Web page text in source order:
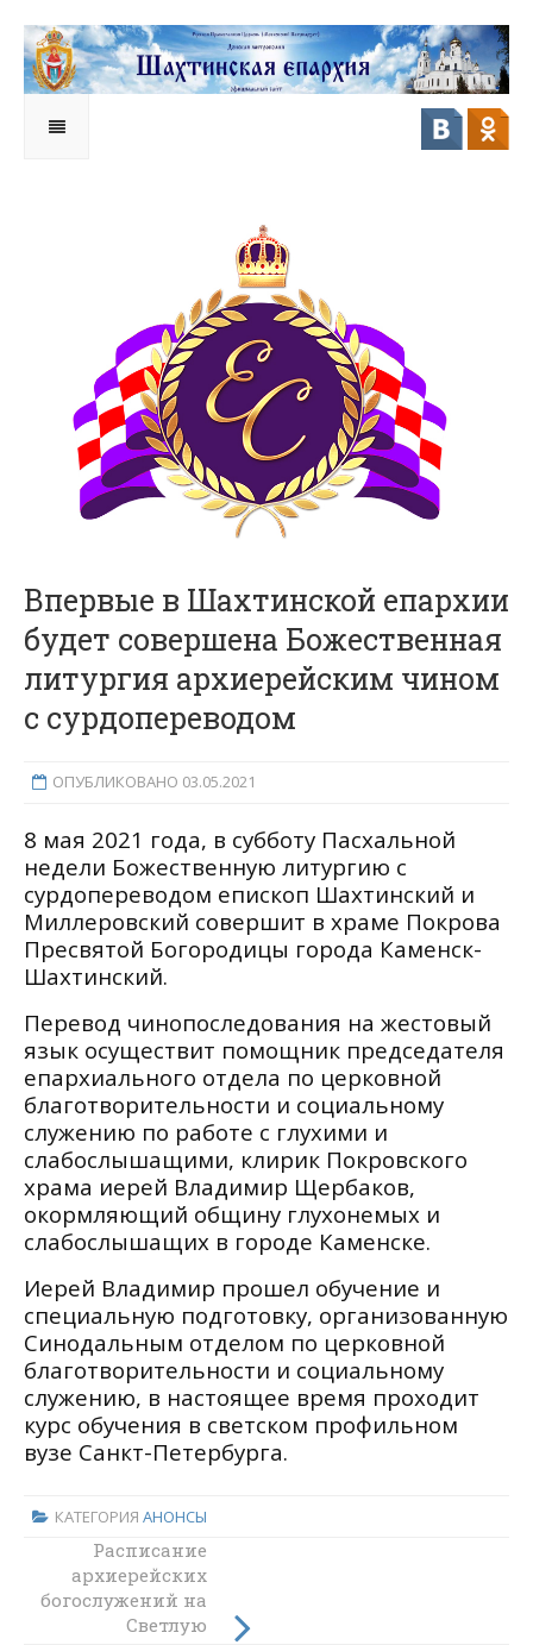
Впервые в Шахтинской епархии
будет совершена Божественная
литургия архиерейским чином
с сурдопереводом
ОПУБЛИКОВАНО 03.05.2021
8 мая 2021 года, в субботу Пасхальной
недели Божественную литургию с
сурдопереводом епископ Шахтинский и
Миллеровский совершит в храме Покрова
Пресвятой Богородицы города Каменск-
Шахтинский.
Перевод чинопоследования на жестовый
язык осуществит помощник председателя
епархиального отдела по церковной
благотворительности и социальному
служению по работе с глухими и
слабослышащими, клирик Покровского
храма иерей Владимир Щербаков,
окормляющий общину глухонемых и
слабослышащих в городе Каменске.
Иерей Владимир прошел обучение и
специальную подготовку, организованную
Синодальным отделом по церковной
благотворительности и социальному
служению, в настоящее время проходит
курс обучения в светском профильном
вузе Санкт-Петербурга.
КАТЕГОРИЯ АНОНСЫ
Пасхальной
вечерней
продолжилось
торжество
Расписание
архиерейских
богослужений на
Светлую